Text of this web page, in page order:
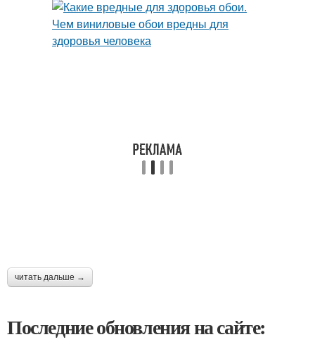
читать дальше →
Последние обновления на сайте: